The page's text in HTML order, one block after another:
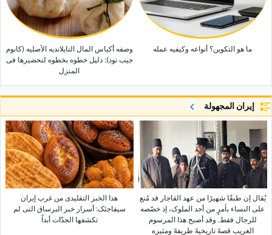
ما هو التکوین؟ أنواعه وکیفیه عمله
وصفه أکیاس المال التایلاندیه الأصلیه (کانوم
جیب تود): دلیل خطوه بخطوه لتحضیرها فی
المنزل
إيران المجهولة
یُقال إن طبقًا شهیرًا من عهد القاجار قد مُنع
على النساء بأمرٍ من أحد الملوک، إذ خصّصه
للرجال فقط. وقد أصبح هذا المرسوم
الغریب قصهً تاریخیهً طریفهً ومثیره
هذا الخبز التقلیدی من غرب إیران
سیفاجئک: أسرار خبز البرساق التی لم
تکشفها الجدّات أبداً